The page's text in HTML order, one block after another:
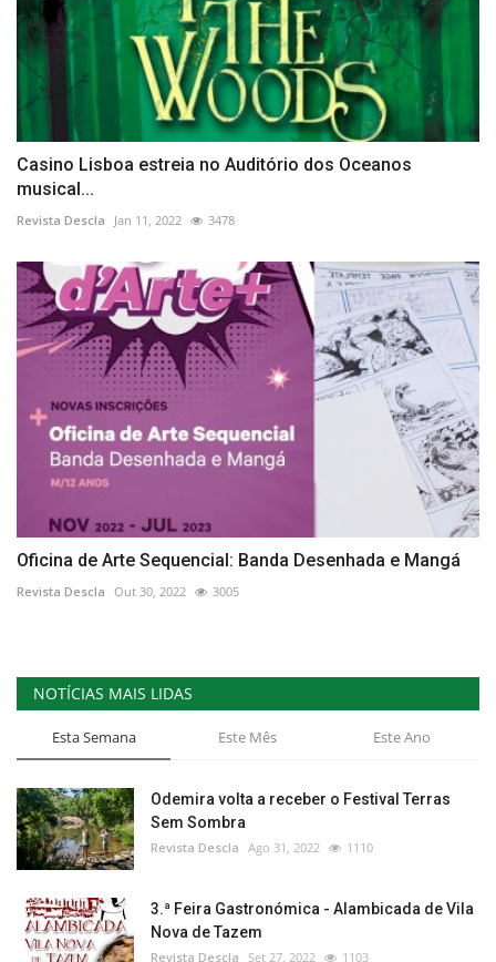
Casino Lisboa estreia no Auditório dos Oceanos
musical...
Revista Descla Jan 11, 2022 3478
Oficina de Arte Sequencial: Banda Desenhada e Mangá
Revista Descla Out 30, 2022 3005
NOTÍCIAS MAIS LIDAS
Esta Semana Este Mês Este Ano
Odemira volta a receber o Festival Terras
Sem Sombra
Revista Descla Ago 31, 2022 1110
3.ª Feira Gastronómica - Alambicada de Vila
Nova de Tazem
Revista Descla Set 27, 2022 1103